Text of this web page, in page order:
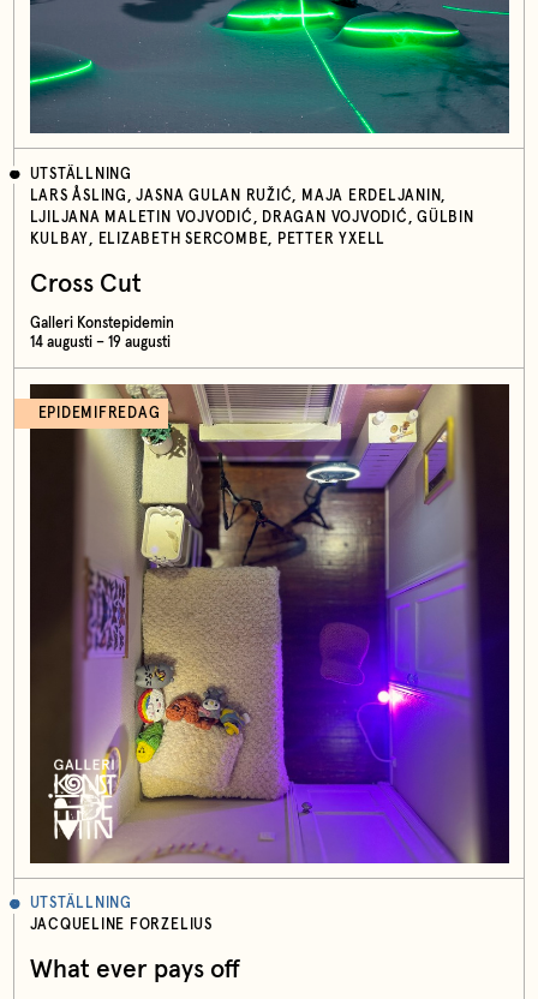
UTSTÄLLNING
LARS ÅSLING, JASNA GULAN RUŽIĆ, MAJA ERDELJANIN,
LJILJANA MALETIN VOJVODIĆ, DRAGAN VOJVODIĆ, GÜLBIN
KULBAY, ELIZABETH SERCOMBE, PETTER YXELL
Cross Cut
Galleri Konstepidemin
14 augusti – 19 augusti
EPIDEMIFREDAG
UTSTÄLLNING
JACQUELINE FORZELIUS
What ever pays off